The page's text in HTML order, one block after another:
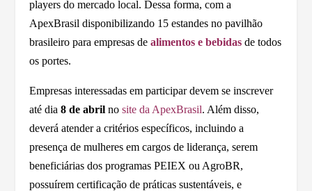
players do mercado local. Dessa forma, com a
ApexBrasil disponibilizando 15 estandes no pavilhão
brasileiro para empresas dealimentos e bebidas de todos
os portes.
Empresas interessadas em participar devem se inscrever
até dia8 de abril nosite da ApexBrasil. Além disso,
deverá atender a critérios específicos, incluindo a
presença de mulheres em cargos de liderança, serem
beneficiárias dos programas PEIEX ou AgroBR,
possuírem certificação de práticas sustentáveis, e